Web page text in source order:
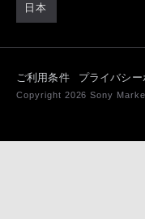
日本
ご利用条件 プライバシー
Copyright 2026 Sony